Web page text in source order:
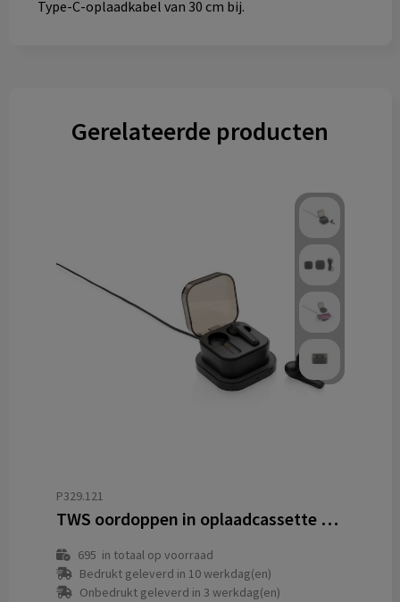
Type-C-oplaadkabel van 30 cm bij.
Gerelateerde producten
P329.121
TWS oordoppen in oplaadcassette en draadloze oplader
695 in totaal op voorraad
Bedrukt geleverd in 10 werkdag(en)
Onbedrukt geleverd in 3 werkdag(en)